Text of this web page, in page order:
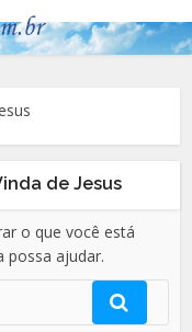
de Jesus
o que você está
possa ajudar.